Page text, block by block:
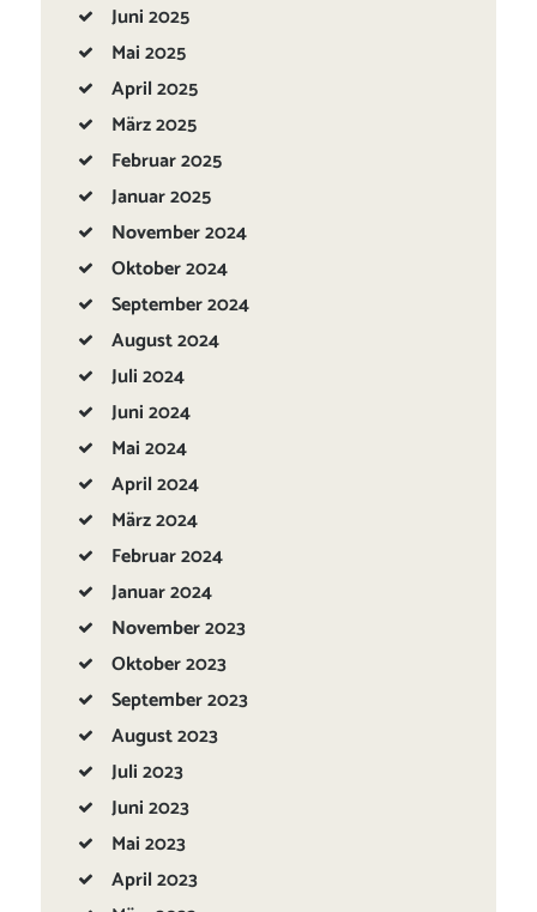
Juni2025
Mai2025
April2025
März2025
Februar2025
Januar2025
November2024
Oktober2024
September2024
August2024
Juli2024
Juni2024
Mai2024
April2024
März2024
Februar2024
Januar2024
November2023
Oktober2023
September2023
August2023
Juli2023
Juni2023
Mai2023
April2023